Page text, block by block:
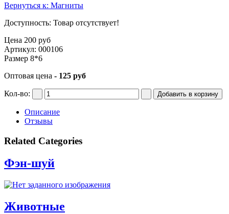
Вернуться к: Магниты
Доступность: Товар отсутствует!
Цена 200 руб
Артикул: 000106
Размер 8*6
Оптовая цена - 125 руб
Кол-во:
Описание
Отзывы
Related Categories
Фэн-шуй
Животные